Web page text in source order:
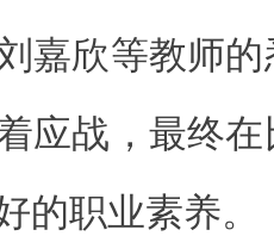
嘉欣等教师
应战，最终
的职业素养。